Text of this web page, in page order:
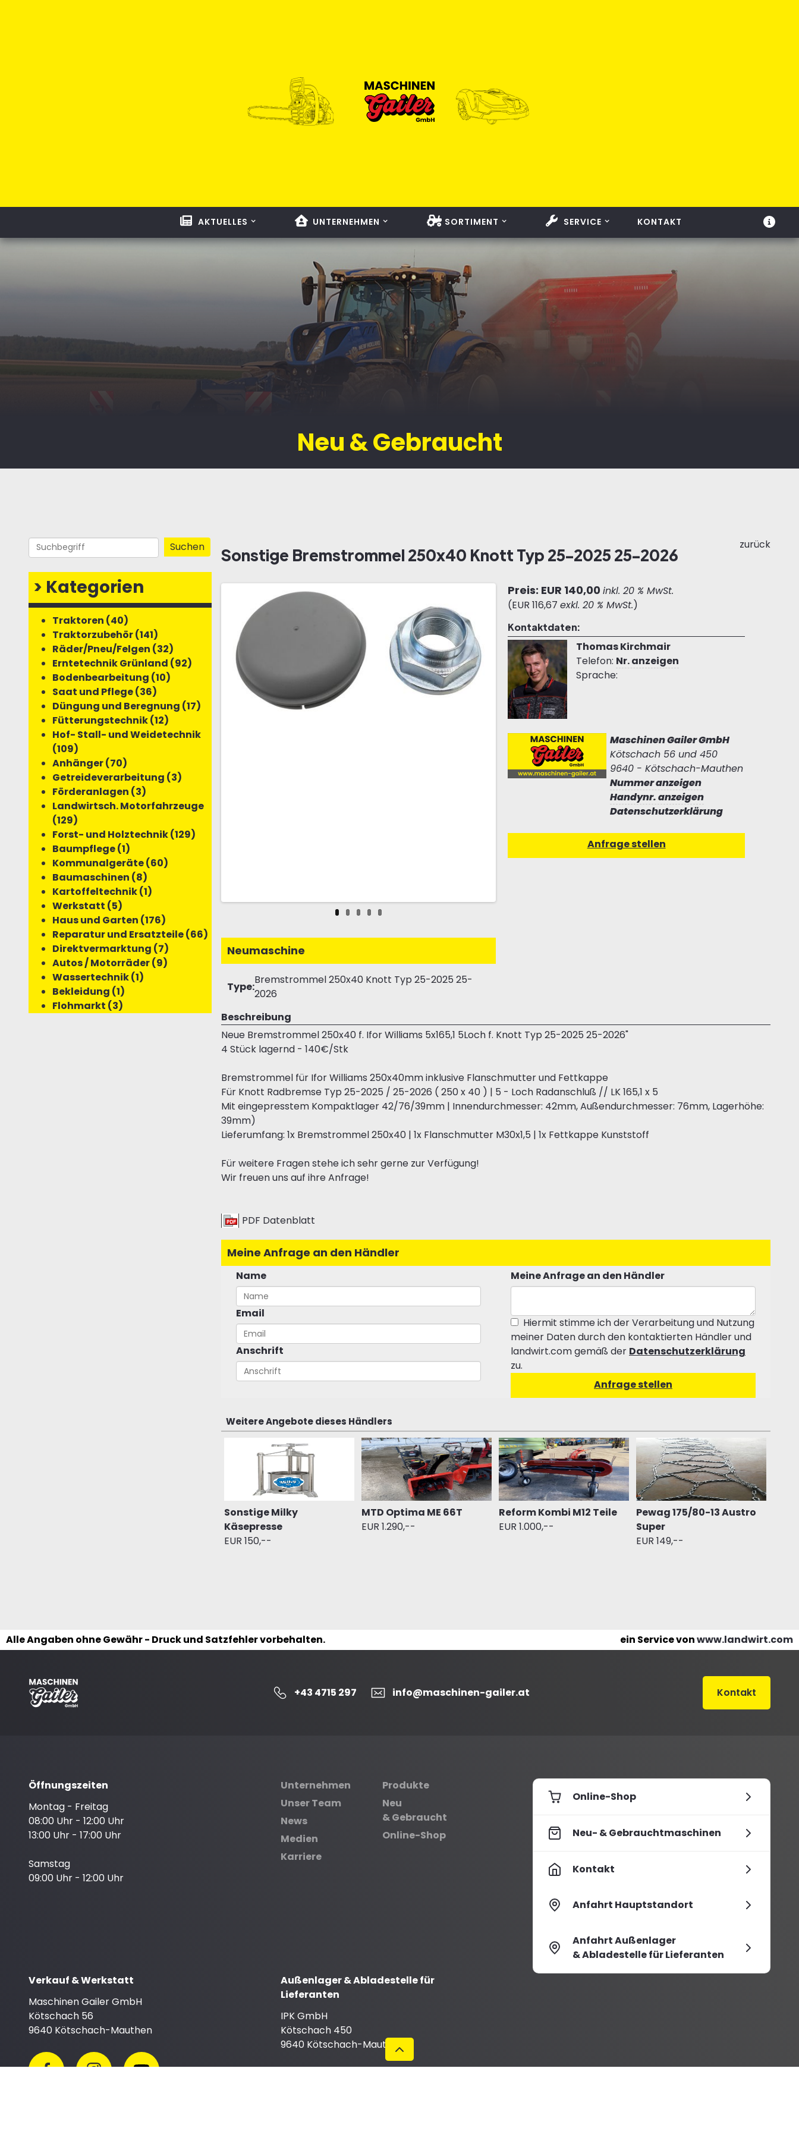
AKTUELLES UNTERNEHMEN SORTIMENT SERVICE KONTAKT
Neu & Gebraucht
> Kategorien
Traktoren (40)
Traktorzubehör (141)
Räder/Pneu/Felgen (32)
Erntetechnik Grünland (92)
Bodenbearbeitung (10)
Saat und Pflege (36)
Düngung und Beregnung (17)
Fütterungstechnik (12)
Hof- Stall- und Weidetechnik
(109)
Anhänger (70)
Getreideverarbeitung (3)
Förderanlagen (3)
Landwirtsch. Motorfahrzeuge
(129)
Forst- und Holztechnik (129)
Baumpflege (1)
Kommunalgeräte (60)
Baumaschinen (8)
Kartoffeltechnik (1)
Werkstatt (5)
Haus und Garten (176)
Reparatur und Ersatzteile (66)
Direktvermarktung (7)
Autos / Motorräder (9)
Wassertechnik (1)
Bekleidung (1)
Flohmarkt (3)
Sonstige Bremstrommel 250x40 Knott Typ 25-2025 25-2026
zurück
Preis: EUR 140,00 inkl. 20 % MwSt.
(EUR 116,67 exkl. 20 % MwSt.)
Kontaktdaten:
Thomas Kirchmair
Telefon: Nr. anzeigen
Sprache:
Maschinen Gailer GmbH
Kötschach 56 und 450
9640 - Kötschach-Mauthen
Nummer anzeigen
Handynr. anzeigen
Datenschutzerklärung
Neumaschine
Type:
Bremstrommel 250x40 Knott Typ 25-2025 25-
2026
Beschreibung
Neue Bremstrommel 250x40 f. Ifor Williams 5x165,1 5Loch f. Knott Typ 25-2025 25-2026"
4 Stück lagernd - 140€/Stk
Bremstrommel für Ifor Williams 250x40mm inklusive Flanschmutter und Fettkappe
Für Knott Radbremse Typ 25-2025 / 25-2026 ( 250 x 40 ) | 5 - Loch Radanschluß // LK 165,1 x 5
Mit eingepresstem Kompaktlager 42/76/39mm | Innendurchmesser: 42mm, Außendurchmesser: 76mm, Lagerhöhe:
39mm)
Lieferumfang: 1x Bremstrommel 250x40 | 1x Flanschmutter M30x1,5 | 1x Fettkappe Kunststoff
Für weitere Fragen stehe ich sehr gerne zur Verfügung!
Wir freuen uns auf ihre Anfrage!
PDF Datenblatt
Meine Anfrage an den Händler
Name
Email
Anschrift
Meine Anfrage an den Händler
Hiermit stimme ich der Verarbeitung und Nutzung
meiner Daten durch den kontaktierten Händler und
landwirt.com gemäß der Datenschutzerklärung
zu.
Weitere Angebote dieses Händlers
Sonstige Milky
Käsepresse
EUR 150,--
MTD Optima ME 66T
EUR 1.290,--
Reform Kombi M12 Teile
EUR 1.000,--
Pewag 175/80-13 Austro
Super
EUR 149,--
Alle Angaben ohne Gewähr - Druck und Satzfehler vorbehalten. ein Service vonwww.landwirt.com
+43 4715 297 info@maschinen-gailer.at Kontakt
Öffnungszeiten
Montag - Freitag
08:00 Uhr - 12:00 Uhr
13:00 Uhr - 17:00 Uhr
Samstag
09:00 Uhr - 12:00 Uhr
Unternehmen
Unser Team
News
Medien
Karriere
Produkte
Neu
& Gebraucht
Online-Shop
Online-Shop
Neu- & Gebrauchtmaschinen
Kontakt
Anfahrt Hauptstandort
Anfahrt Außenlager
& Abladestelle für Lieferanten
Verkauf & Werkstatt
Maschinen Gailer GmbH
Kötschach 56
9640 Kötschach-Mauthen
Außenlager & Abladestelle für
Lieferanten
IPK GmbH
Kötschach 450
9640 Kötschach-Mauthen